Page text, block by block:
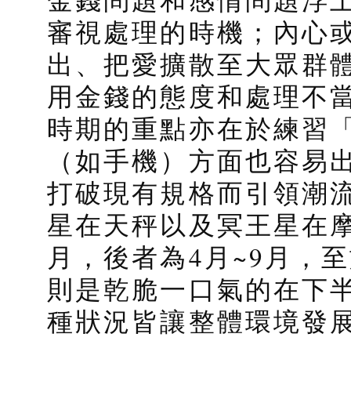
審視處理的時機；內心
出、把愛擴散至大眾群
用金錢的態度和處理不
時期的重點亦在於練習
（如手機）方面也容
打破現有規格而引領潮
星在天秤以及冥王星在
月，後者為4月~9月，
則是乾脆一口氣的在下
種狀況皆讓整體環境發